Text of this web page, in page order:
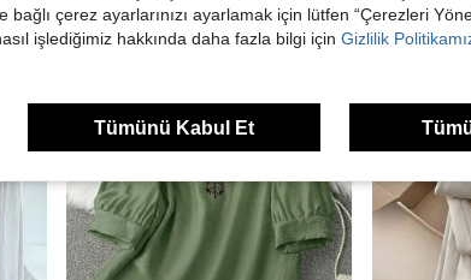
bağlı çerez ayarlarınızı ayarlamak için lütfen “Çerezleri
işlediğimiz hakkında daha fazla bilgi için Gizlilik
Tümünü Kabul Et